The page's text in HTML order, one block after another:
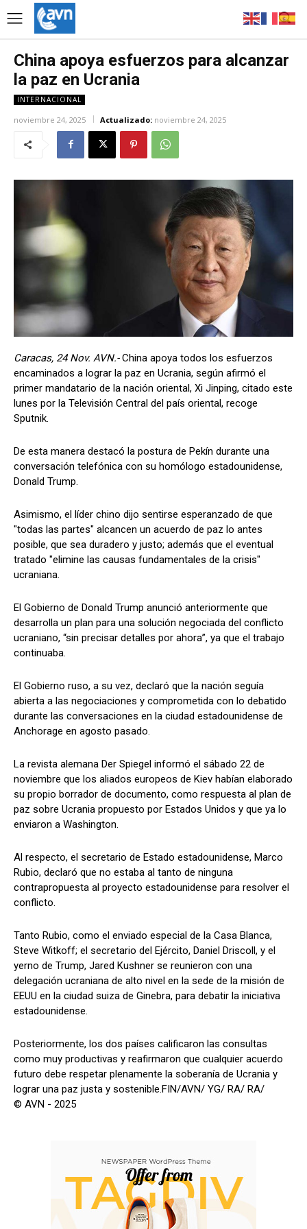
China apoya esfuerzos para alcanzar
la paz en Ucrania
INTERNACIONAL
noviembre 24, 2025 Actualizado: noviembre 24, 2025
Caracas, 24 Nov. AVN.-China apoya todos los esfuerzos
encaminados a lograr la paz en Ucrania, según afirmó el
primer mandatario de la nación oriental, Xi Jinping, citado este
lunes por la Televisión Central del país oriental, recoge
Sputnik.
De esta manera destacó la postura de Pekín durante una
conversación telefónica con su homólogo estadounidense,
Donald Trump.
Asimismo, el líder chino dijo sentirse esperanzado de que
"todas las partes" alcancen un acuerdo de paz lo antes
posible, que sea duradero y justo; además que el eventual
tratado "elimine las causas fundamentales de la crisis"
ucraniana.
El Gobierno de Donald Trump anunció anteriormente que
desarrolla un plan para una solución negociada del conflicto
ucraniano, “sin precisar detalles por ahora”, ya que el trabajo
continuaba.
El Gobierno ruso, a su vez, declaró que la nación seguía
abierta a las negociaciones y comprometida con lo debatido
durante las conversaciones en la ciudad estadounidense de
Anchorage en agosto pasado.
La revista alemana Der Spiegel informó el sábado 22 de
noviembre que los aliados europeos de Kiev habían elaborado
su propio borrador de documento, como respuesta al plan de
paz sobre Ucrania propuesto por Estados Unidos y que ya lo
enviaron a Washington.
Al respecto, el secretario de Estado estadounidense, Marco
Rubio, declaró que no estaba al tanto de ninguna
contrapropuesta al proyecto estadounidense para resolver el
conflicto.
Tanto Rubio, como el enviado especial de la Casa Blanca,
Steve Witkoff; el secretario del Ejército, Daniel Driscoll, y el
yerno de Trump, Jared Kushner se reunieron con una
delegación ucraniana de alto nivel en la sede de la misión de
EEUU en la ciudad suiza de Ginebra, para debatir la iniciativa
estadounidense.
Posteriormente, los dos países calificaron las consultas
como muy productivas y reafirmaron que cualquier acuerdo
futuro debe respetar plenamente la soberanía de Ucrania y
lograr una paz justa y sostenible.FIN/AVN/ YG/ RA/ RA/
© AVN - 2025